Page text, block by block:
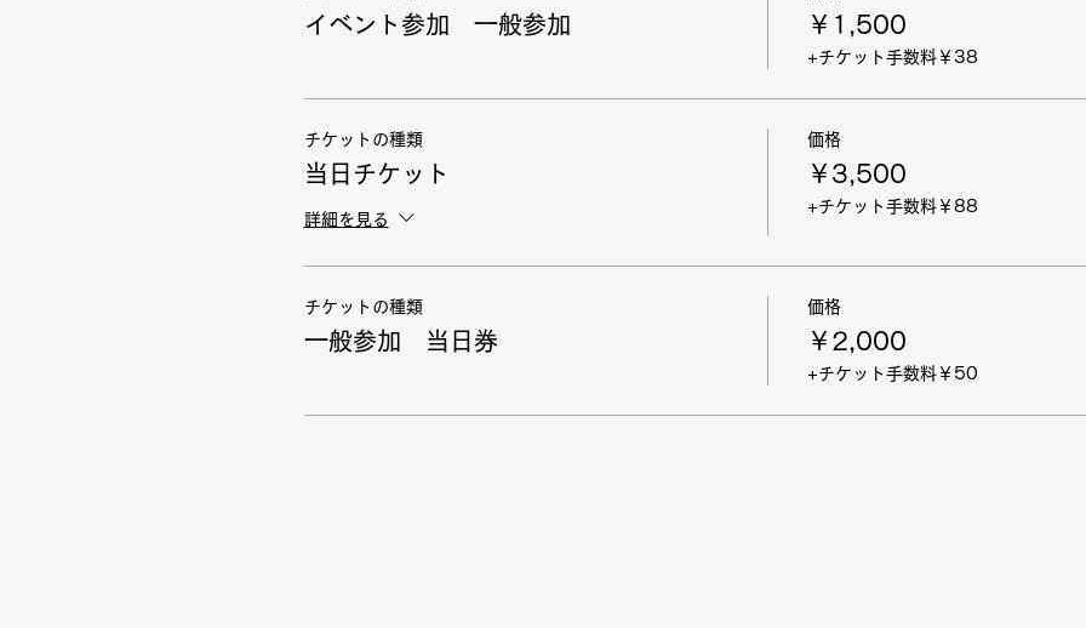
イベント参加 一般参加 ￥1,500
+チケット手数料￥38
チケットの種類
当日チケット
詳細を見る
価格
￥3,500
+チケット手数料￥88
チケットの種類
一般参加 当日券
価格
￥2,000
+チケット手数料￥50